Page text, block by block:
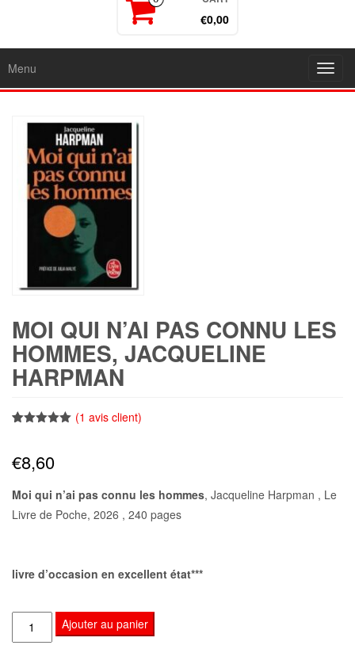
€0,00
Menu
MOI QUI N’AI PAS CONNU LES
HOMMES, JACQUELINE
HARPMAN
basé sur
notation
(1 avis client)
€8,60
Moi qui n’ai pas connu les hommes, Jacqueline Harpman , Le
Livre de Poche, 2026 , 240 pages
livre d’occasion en excellent état***
quantité
de
Ajouter au panier